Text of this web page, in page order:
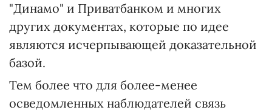
"Динамо" и Приватбанком и многих
других документах, которые по идее
являются исчерпывающей доказательной
базой.
Тем более что для более-менее
осведомленных наблюдателей связь